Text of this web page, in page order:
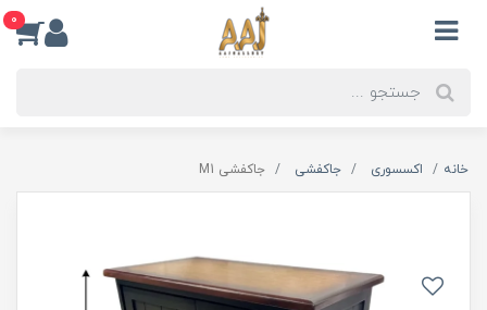
0
خانه اکسسوری جاکفشی جاکفشی M1